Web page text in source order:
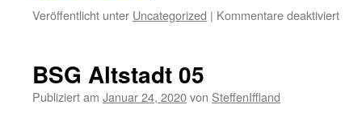
Veröffentlicht unter Uncategorized | Kommentare deaktiviertfür
BSG Altstadt 05
Publiziert am Januar 24, 2020von SteffenIffland